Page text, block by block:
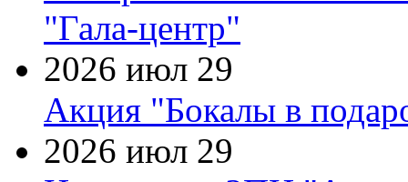
"Гала-центр"
2026 июл 29
Акция "Бокалы в
2026 июл 29